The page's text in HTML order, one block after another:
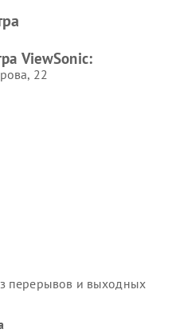
ViewSonic:
22
перерывов и выходных